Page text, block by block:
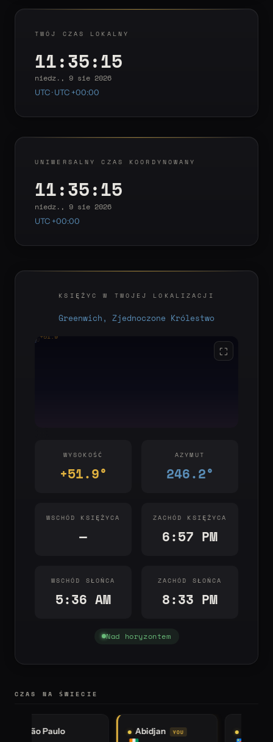
TWÓJ CZAS LOKALNY
11:35:15
niedz., 9 sie 2026
UTC · UTC +00:00
UNIWERSALNY CZAS KOORDYNOWANY
11:35:15
niedz., 9 sie 2026
UTC +00:00
KSIĘŻYC W TWOJEJ LOKALIZACJI
Greenwich, Zjednoczone Królestwo
ESW
YOU +51.9°
⛶
WYSOKOŚĆ
+51.9°
AZYMUT
246.2°
WSCHÓD KSIĘŻYCA
—
ZACHÓD KSIĘŻYCA
6:57 PM
WSCHÓD SŁOŃCA
5:36 AM
ZACHÓD SŁOŃCA
8:33 PM
Nad horyzontem
CZAS NA ŚWIECIE
Kinshasa Johannesburg